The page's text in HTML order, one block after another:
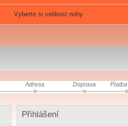
Vyberte si velikost nohy
Adresa Doprava Platba
Přihlášení